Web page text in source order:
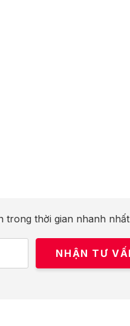
trong thời gian nhanh nhất